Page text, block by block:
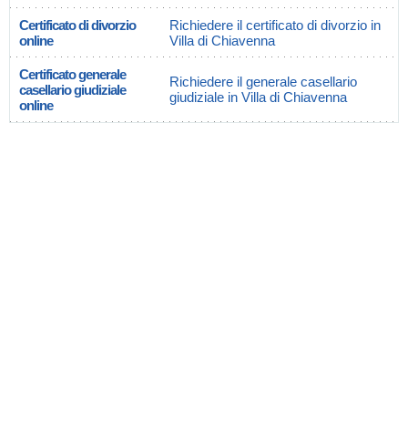
Certificato di divorzio
online
Richiedere il certificato di divorzio in
Villa di Chiavenna
Certificato generale
casellario giudiziale
online
Richiedere il generale casellario
giudiziale in Villa di Chiavenna